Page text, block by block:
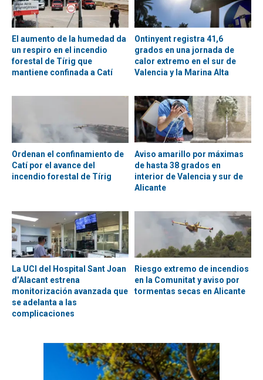
El aumento de la humedad da
un respiro en el incendio
forestal de Tírig que
mantiene confinada a Catí
Ontinyent registra 41,6
grados en una jornada de
calor extremo en el sur de
Valencia y la Marina Alta
Ordenan el confinamiento de
Catí por el avance del
incendio forestal de Tírig
Aviso amarillo por máximas
de hasta 38 grados en
interior de Valencia y sur de
Alicante
La UCI del Hospital Sant Joan
d’Alacant estrena
monitorización avanzada que
se adelanta a las
complicaciones
Riesgo extremo de incendios
en la Comunitat y aviso por
tormentas secas en Alicante